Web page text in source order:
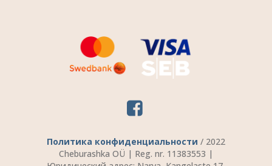
Политика конфиденциальности / 2022
Cheburashka OÜ | Reg. nr. 11383553 |